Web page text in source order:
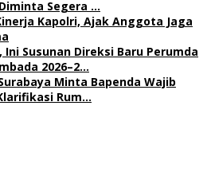
Segera …
Kapolri, Ajak Anggota Jaga
Ini Susunan Direksi Baru Perumda
2026–2…
Minta Bapenda Wajib
Rum…